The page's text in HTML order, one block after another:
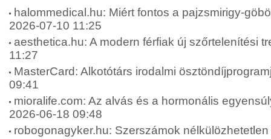
halommedical.hu: Miért fontos a pajzsmirigy-
2026-07-10 11:25
aesthetica.hu: A modern férfiak új szőrtelenítési
11:27
MasterCard: Alkotótárs irodalmi
09:41
mioralife.com: Az alvás és a hormonális
2026-06-18 09:48
robogonagyker.hu: Szerszámok